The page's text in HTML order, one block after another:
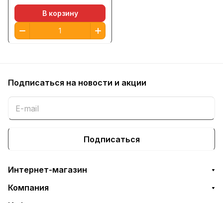
В корзину
Подписаться на новости и акции
Подписаться
Интернет-магазин
Компания